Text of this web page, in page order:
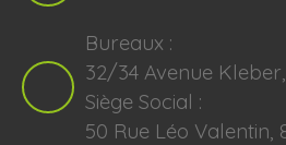
Bureaux :
32/34 Avenue Kleber,
Siège Social :
50 Rue Léo Valentin,